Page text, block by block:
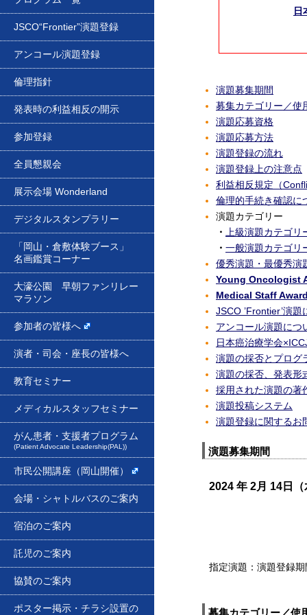
JSCO“Frontier”演題登録
アンコール演題登録
倫理指針
発表時の利益相反の開示
参加登録
全員懇親会
展示会場 Wonderland
デジタルスタンプラリー
「岡山・倉敷体験ブース」
名画鑑賞コーナー
大濠公園 早朝ファンリレー
マラソン
参加者の皆様へ
演者・司会・座長の皆様へ
教育セミナー
メディカルスタッフセミナー
がん患者・支援者プログラム
(Patient Advocate Leadership(PAL))
市民公開講座（岡山開催）
会場・シャトルバスのご案内
宿泊のご案内
託児のご案内
協賛のご案内
ポスター掲示・チラシ設置の
日
演題募集期間
募集カテゴリー／使
演題応募資格
演題応募方法
演題登録の流れ
演題登録上の注意点
利益相反規定（
倫理的手続き確認に
演題カテゴリー
・
上級演題カテゴリ
・ 一般演題カテゴリ
優秀演題・最優秀演
Young Oncologist
Medical Staff
JSCO ’Frontier’演題
アンコール演題につ
日本癌治療学会
演題の採否とプログ
演題の採否、発表形
採用された演題の著
演題投稿システム
演題登録に関するお
演題募集期間
2024 年 2月 14日（
指定演題：演題登録
募集カテゴリー／使